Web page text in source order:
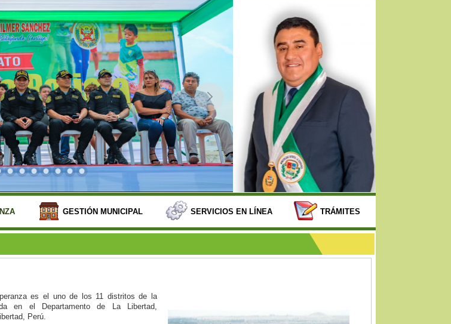
GESTIÓN MUNICIPAL SERVICIOS EN LÍNEA TRÁMITES
es el uno de los 11 distritos de la
en el Departamento de La Libertad,
Perú.